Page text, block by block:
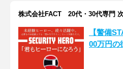
株式会社FACT 20代・30代専門
【警備
00万円の